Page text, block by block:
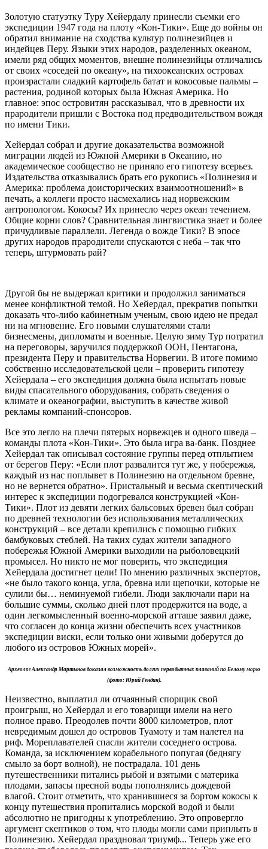
Золотую статуэтку Туру Хейердалу принесли съемки его
экспедиции 1947 года на плоту «Кон-Тики». Еще до войны он
обратил внимание на сходства культур полинезийцев и
индейцев Перу. Языки этих народов, разделенных океаном,
имели ряд общих моментов, внешне полинезийцы отличались
от своих «соседей по океану», на тихоокеанских островах
произрастали сладкий картофель батат и кокосовые пальмы –
растения, родиной которых была Южная Америка. Но
главное: эпос островитян рассказывал, что в древности их
прародители пришли с Востока под предводительством вождя
по имени Тики.
Хейердал собрал и другие доказательства возможной
миграции людей из Южной Америки в Океанию, но
академическое сообщество не приняло его гипотезу всерьез.
Издательства отказывались брать его рукопись «Полинезия и
Америка: проблема доисторических взаимоотношений» в
печать, а коллеги просто насмехались над норвежским
антропологом. Кокосы? Их принесло через океан течением.
Общие корни слов? Сравнительная лингвистика знает и более
причудливые параллели. Легенда о вожде Тики? В эпосе
других народов прародители спускаются с неба – так что
теперь, штурмовать рай?
Другой бы не выдержал критики и продолжил заниматься
менее конфликтной темой. Но Хейердал, прекратив попытки
доказать что-либо кабинетным ученым, свою идею не предал
ни на мгновение. Его новыми слушателями стали
бизнесмены, дипломаты и военные. Целую зиму Тур потратил
на переговоры, заручился поддержкой ООН, Пентагона,
президента Перу и правительства Норвегии. В итоге помимо
собственно исследовательской цели – проверить гипотезу
Хейердала – его экспедиция должна была испытать новые
виды спасательного оборудования, собрать сведения о
климате и океанографии, выступить в качестве живой
рекламы компаний-спонсоров.
Все это легло на плечи пятерых норвежцев и одного шведа –
команды плота «Кон-Тики». Это была игра ва-банк. Позднее
Хейердал так описывал состояние группы перед отплытием
от берегов Перу: «Если плот развалится тут же, у побережья,
каждый из нас поплывет в Полинезию на отдельном бревне,
но не вернется обратно». Пристальный и весьма скептический
интерес к экспедиции подогревался конструкцией «Кон-
Тики». Плот из девяти легких бальсовых бревен был собран
по древней технологии без использования металлических
конструкций – все детали крепились с помощью гибких
бамбуковых стеблей. На таких судах жители западного
побережья Южной Америки выходили на рыболовецкий
промысел. Но никто не мог поверить, что экспедиция
Хейердала достигнет цели! По мнению различных экспертов,
«не было такого конца, угла, бревна или щепочки, которые не
сулили бы… неминуемой гибели. Люди заключали пари на
большие суммы, сколько дней плот продержится на воде, а
один легкомысленный военно-морской атташе заявил даже,
что согласен до конца жизни обеспечить всех участников
экспедиции виски, если только они живыми доберутся до
любого из островов Южных морей».
Археолог Александр Мартынов доказал возможность долгих первобытных плаваний по Белому морю
(фото: Юрий Гендин).
Неизвестно, выплатил ли отчаянный спорщик свой
проигрыш, но Хейердал и его товарищи имели на него
полное право. Преодолев почти 8000 километров, плот
невредимым дошел до островов Туамоту и там налетел на
риф. Мореплавателей спасли жители соседнего острова.
Команда, за исключением корабельного попугая (беднягу
смыло за борт волной), не пострадала. 101 день
путешественники питались рыбой и взятыми с материка
плодами, запасы пресной воды пополнялись дождевой
влагой. Стоит отметить, что хранившиеся за бортом кокосы к
концу путешествия пропитались морской водой и были
абсолютно не пригодны к употреблению. Это опровергло
аргумент скептиков о том, что плоды могли сами приплыть в
Полинезию. Хейердал праздновал триумф... Теперь уже его